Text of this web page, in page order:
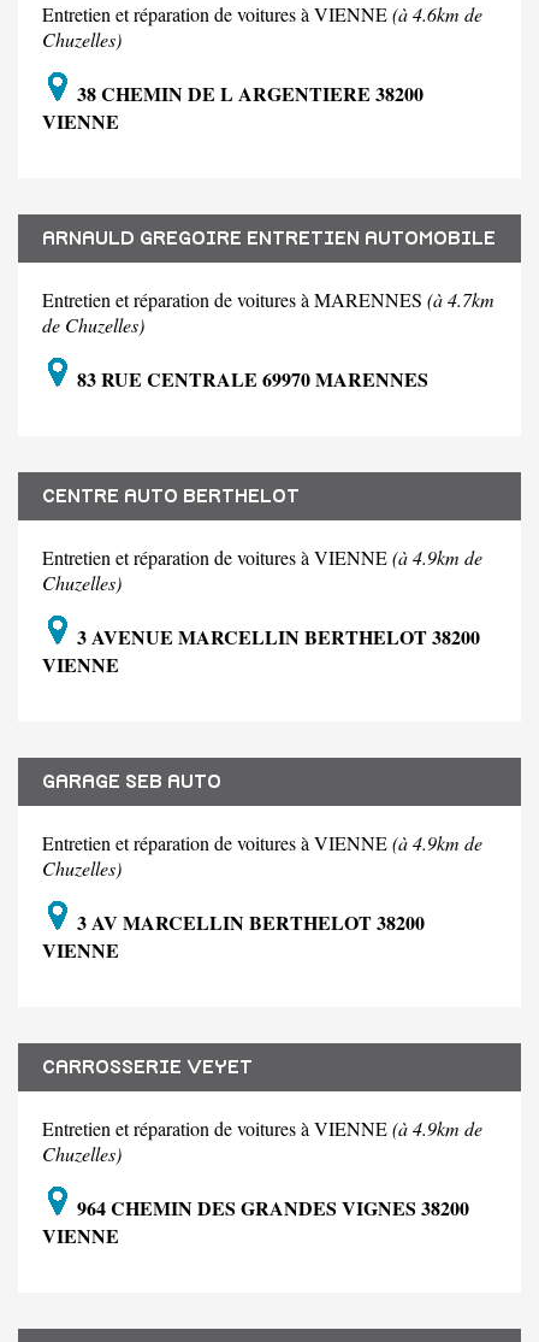
Entretien et réparation de voitures à VIENNE(à 4.6km de
Chuzelles)
38 CHEMIN DE L ARGENTIERE 38200
VIENNE
ARNAULD GREGOIRE ENTRETIEN AUTOMOBILE
Entretien et réparation de voitures à MARENNES (à 4.7km
de Chuzelles)
83 RUE CENTRALE 69970 MARENNES
CENTRE AUTO BERTHELOT
Entretien et réparation de voitures à VIENNE(à 4.9km de
Chuzelles)
3 AVENUE MARCELLIN BERTHELOT 38200
VIENNE
GARAGE SEB AUTO
Entretien et réparation de voitures à VIENNE(à 4.9km de
Chuzelles)
3 AV MARCELLIN BERTHELOT 38200
VIENNE
CARROSSERIE VEYET
Entretien et réparation de voitures à VIENNE(à 4.9km de
Chuzelles)
964 CHEMIN DES GRANDES VIGNES 38200
VIENNE